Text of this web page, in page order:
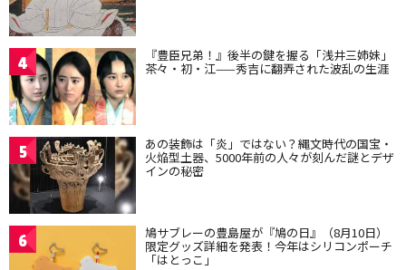
4 『豊臣兄弟！』後半の鍵を握る「浅井三姉妹」
茶々・初・江——秀吉に翻弄された波乱の生涯
5 あの装飾は「炎」ではない？縄文時代の国宝・
火焔型土器、5000年前の人々が刻んだ謎とデザ
インの秘密
6 鳩サブレーの豊島屋が『鳩の日』（8月10日）
限定グッズ詳細を発表！今年はシリコンポーチ
「はとっこ」